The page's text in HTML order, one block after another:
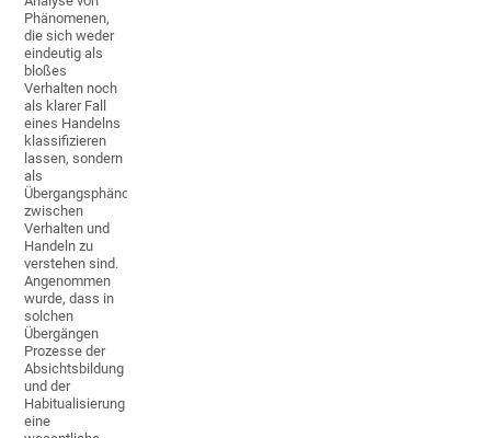
Phänomenen,
die sich weder
eindeutig als
bloßes
Verhalten noch
als klarer Fall
eines Handelns
klassifizieren
lassen, sondern
als
Übergangsphänomene
zwischen
Verhalten und
Handeln zu
verstehen sind.
Angenommen
wurde, dass in
solchen
Übergängen
Prozesse der
Absichtsbildung
und der
Habitualisierung
eine